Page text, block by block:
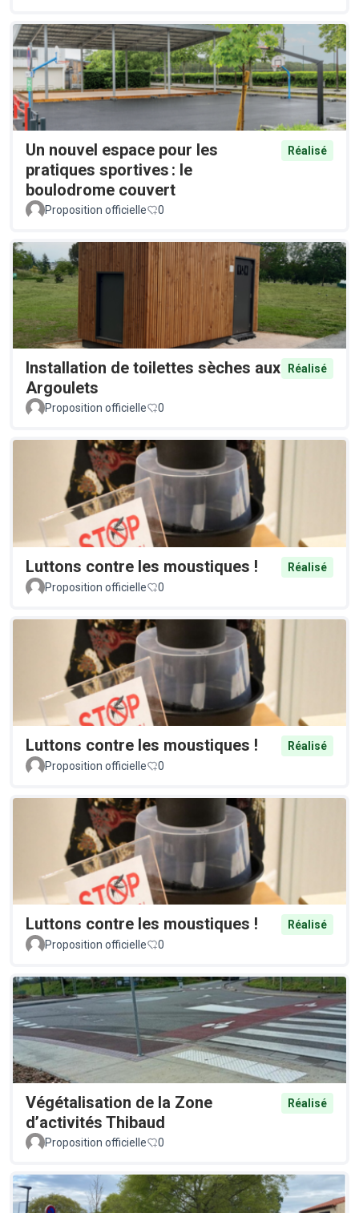
Un nouvel espace pour les
pratiques sportives : le
boulodrome couvert
Réalisé
Proposition officielle 0
Installation de toilettes sèches aux
Argoulets
Réalisé
Proposition officielle 0
Luttons contre les moustiques !
Réalisé
Proposition officielle
0
Luttons contre les moustiques !
Réalisé
Proposition officielle
0
Luttons contre les moustiques !
Réalisé
Proposition officielle
0
Végétalisation de la Zone
d’activités Thibaud
Réalisé
Proposition officielle 0